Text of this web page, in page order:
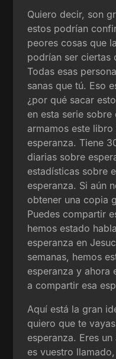
Quiero decir, son
estos podrían
peores cosas que
podrían ser ciertas
Todas esas
sanas que tú. Eso
¿por qué sacar
en esta serie sobre
armamos este
esperanza. Tiene
diarias sobre
estadísticas sobre
esperanza. Si aún
obtener una copia
Puedes compartir
hemos estado
esperanza en
semanas, hemos
esperanza y ahora
a compartir esa
Aquí está la gran
quiero que te
esperanza. Eres
es vuestro